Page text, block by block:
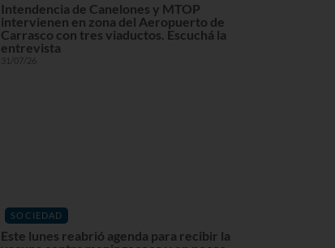
Intendencia de Canelones y MTOP
intervienen en zona del Aeropuerto de
Carrasco con tres viaductos. Escuchá la
entrevista
31/07/26
SOCIEDAD
Este lunes reabrió agenda para recibir la